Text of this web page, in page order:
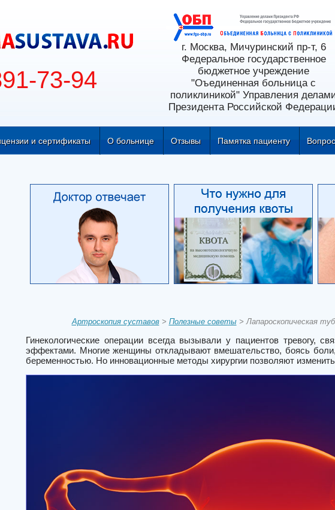
73-94
г. Москва, Мичуринский пр-т, 6
Федеральное государственное
бюджетное учреждение
"Оъединенная больница с
поликлиникой" Управления
Президента Российской
и сертификаты О больнице Отзывы Памятка пациенту
Артроскопия суставов> Полезные советы> Лапароскопическая
Гинекологические операции всегда вызывали у пациентов тревогу,
эффектами. Многие женщины откладывают вмешательство, боясь
беременностью. Но инновационные методы хирургии позволяют